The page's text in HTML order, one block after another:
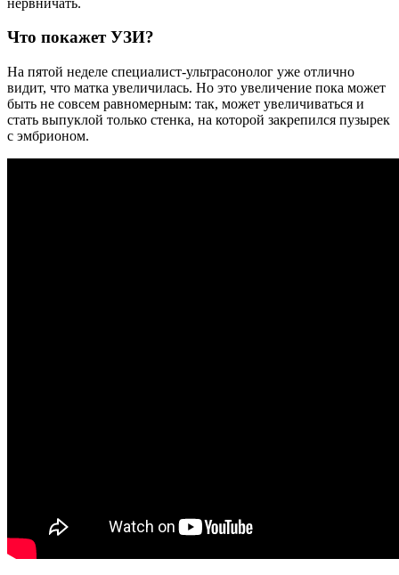
Что покажет УЗИ?
На пятой неделе специалист-ультрасонолог уже отлично
видит, что матка увеличилась. Но это увеличение пока может
быть не совсем равномерным: так, может увеличиваться и
стать выпуклой только стенка, на которой закрепился пузырек
с эмбрионом.